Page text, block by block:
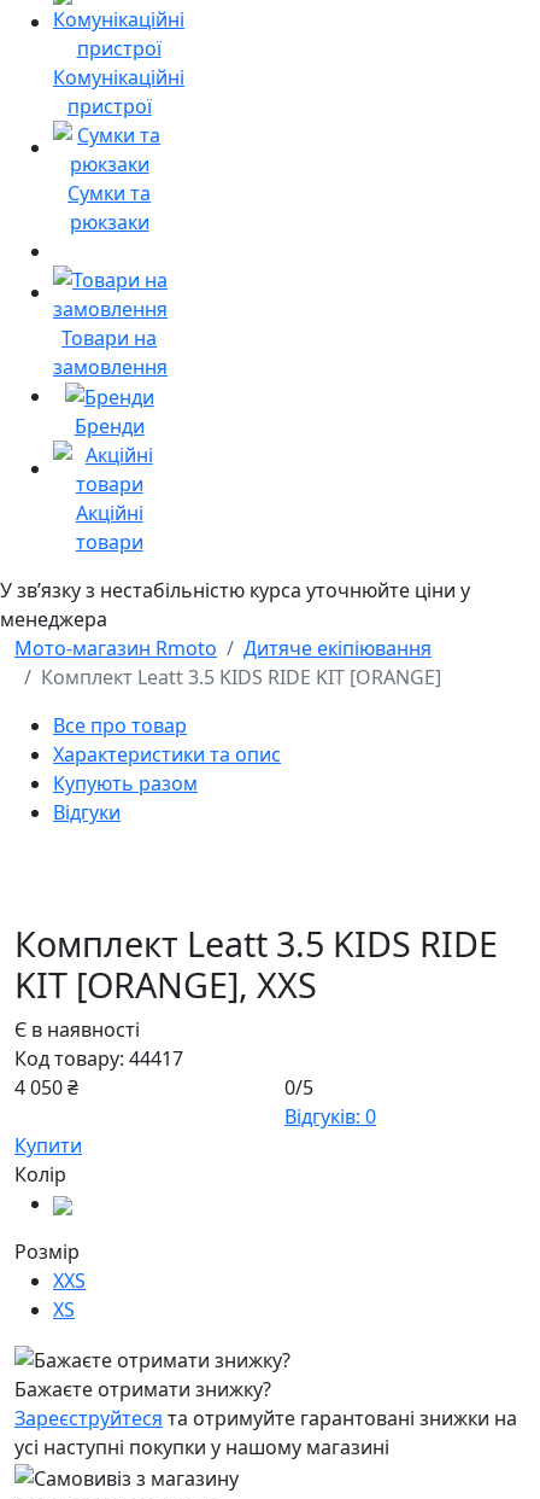
Комунікаційні
пристрої
Сумки та
рюкзаки
Товари на
замовлення
Бренди
Акційні
товари
У звʼязку з нестабільністю курса уточнюйте ціни у
менеджера
Мото-магазин Rmoto
Дитяче екіпіювання
Комплект Leatt 3.5 KIDS RIDE KIT [ORANGE]
Все про товар
Характеристики та опис
Купують разом
Відгуки
Комплект Leatt 3.5 KIDS RIDE
KIT [ORANGE], XXS
Є в наявності
Код товару: 44417
4 050 ₴
0/5
Відгуків: 0
Купити
Колір
Розмір
XXS
XS
Бажаєте отримати знижку?
Зареєструйтеся та отримуйте гарантовані знижки на
усі наступні покупки у нашому магазині